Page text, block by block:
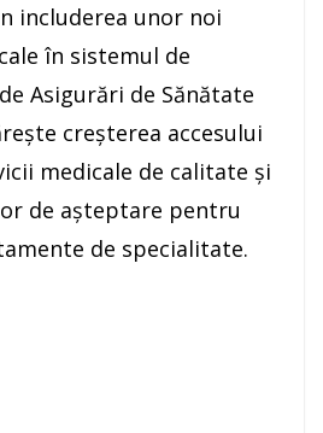
includerea unor noi
în sistemul de
Asigurări de Sănătate
creșterea accesului
medicale de calitate și
de așteptare pentru
de specialitate.